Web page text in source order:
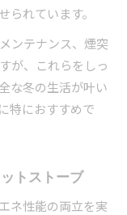
れています。
ンテナンス、煙突
が、これらをしっ
な冬の生活が叶い
特におすすめで
トストーブ
ネ性能の両立を実